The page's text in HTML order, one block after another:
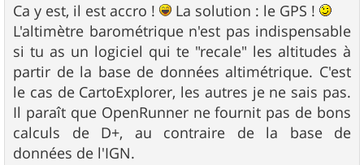
Ca y est, il est accro !
La solution : le GPS !
L'altimètre barométrique n'est pas indispensable
si tu as un logiciel qui te "recale" les altitudes à
partir de la base de données altimétrique. C'est
le cas de CartoExplorer, les autres je ne sais pas.
Il paraît que OpenRunner ne fournit pas de bons
calculs de D+, au contraire de la base de
données de l'IGN.